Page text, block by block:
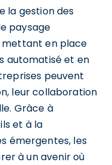
la gestion des
paysage
mettant en place
automatisé et en
peuvent
leur collaboration
Grâce à
et à la
émergentes, les
à un avenir où